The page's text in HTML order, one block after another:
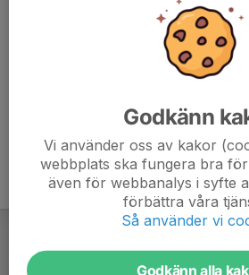
Godkänn
Vi använder oss av kakor
webbplats ska fungera bra för
även för webbanalys i syfte
förbättra våra
Så använder vi
Godkänn alla